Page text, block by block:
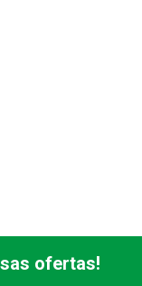
ofertas!